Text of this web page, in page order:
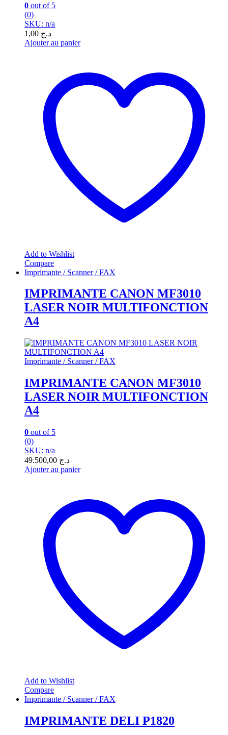
0 out of 5
(0)
SKU: n/a
د.ج
Ajouter au panier
Add to Wishlist
Compare
Imprimante / Scanner / FAX
IMPRIMANTE CANON MF3010
LASER NOIR MULTIFONCTION
A4
Imprimante / Scanner / FAX
IMPRIMANTE CANON MF3010
LASER NOIR MULTIFONCTION
A4
0 out of 5
(0)
SKU: n/a
د.ج
Ajouter au panier
Add to Wishlist
Compare
Imprimante / Scanner / FAX
IMPRIMANTE DELI P1820